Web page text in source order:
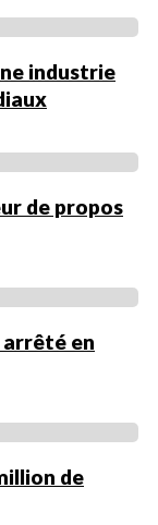
industrie
de propos
arrêté en
de